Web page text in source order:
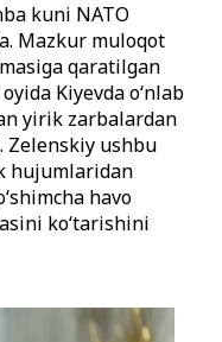
kuni NATO
Mazkur muloqot
qaratilgan
Kiyevda o‘nlab
yirik zarbalardan
Zelenskiy ushbu
hujumlaridan
havo
ko‘tarishini